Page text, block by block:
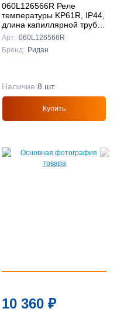
060L126566R Реле
температуры KP61R, IP44,
длина капиллярной трубки
12 м, контактная группа
SPDT, Ридан
Арт: 060L126566R
Бренд: Ридан
Наличие:8 шт.
Купить
10 360 ₽